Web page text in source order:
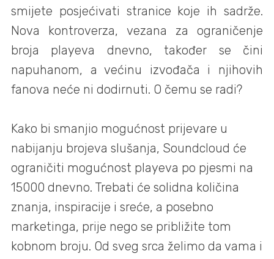
smijete posjećivati stranice koje ih sadrže.
Nova kontroverza, vezana za ograničenje
broja playeva dnevno, također se čini
napuhanom, a većinu izvođača i njihovih
fanova neće ni dodirnuti. O čemu se radi?
Kako bi smanjio mogućnost prijevare u
nabijanju brojeva slušanja, Soundcloud će
ograničiti mogućnost playeva po pjesmi na
15000 dnevno. Trebati će solidna količina
znanja, inspiracije i sreće, a posebno
marketinga, prije nego se približite tom
kobnom broju. Od sveg srca želimo da vama i